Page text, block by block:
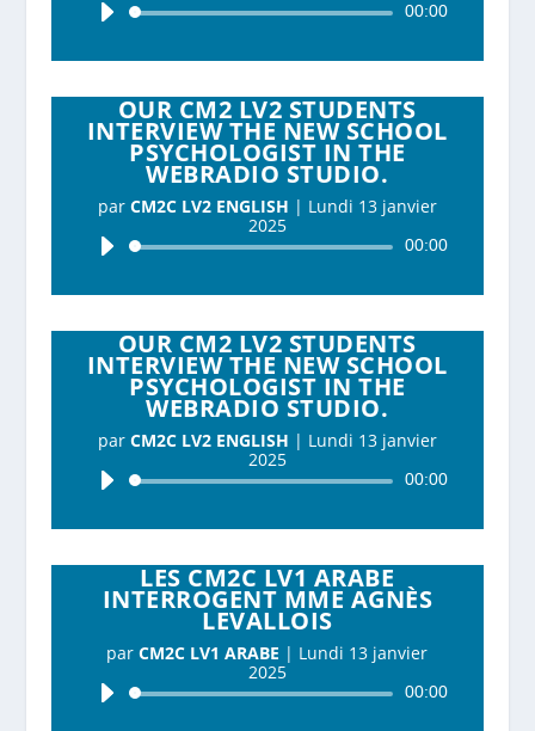
Lecteur
00:00
OUR CM2 LV2 STUDENTS
INTERVIEW THE NEW SCHOOL
PSYCHOLOGIST IN THE
WEBRADIO STUDIO.
par CM2C LV2 ENGLISH | Lundi 13 janvier
2025
Lecteur
00:00
OUR CM2 LV2 STUDENTS
INTERVIEW THE NEW SCHOOL
PSYCHOLOGIST IN THE
WEBRADIO STUDIO.
par CM2C LV2 ENGLISH | Lundi 13 janvier
2025
Lecteur
00:00
LES CM2C LV1 ARABE
INTERROGENT MME AGNÈS
LEVALLOIS
parCM2C LV1 ARABE | Lundi 13 janvier
2025
Lecteur
00:00